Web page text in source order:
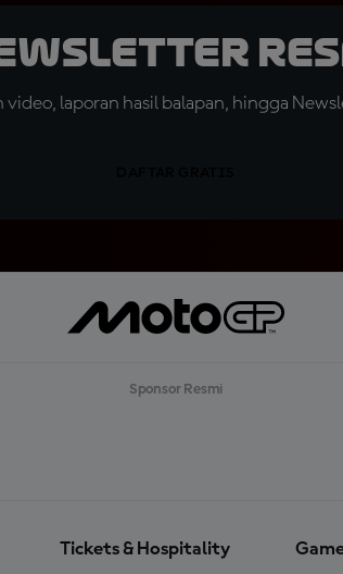
laporan hasil balapan, hingga
Sponsor Resmi
Tickets & Hospitality